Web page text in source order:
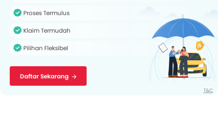
Proses Termulus
Klaim Termudah
Pilihan Fleksibel
Daftar Sekarang
T&C